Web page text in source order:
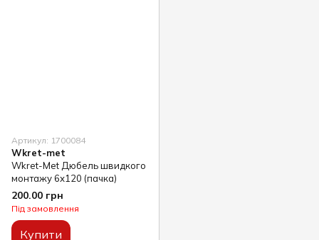
Артикул: 1700084
Wkret-met
Wkret-Met Дюбель швидкого
монтажу 6х120 (пачка)
200.00 грн
Під замовлення
Купити